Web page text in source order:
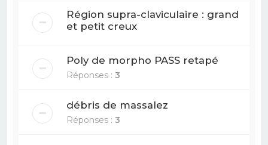
Région supra-claviculaire : grand
et petit creux
Poly de morpho PASS retapé
Réponses :3
débris de massalez
Réponses :3